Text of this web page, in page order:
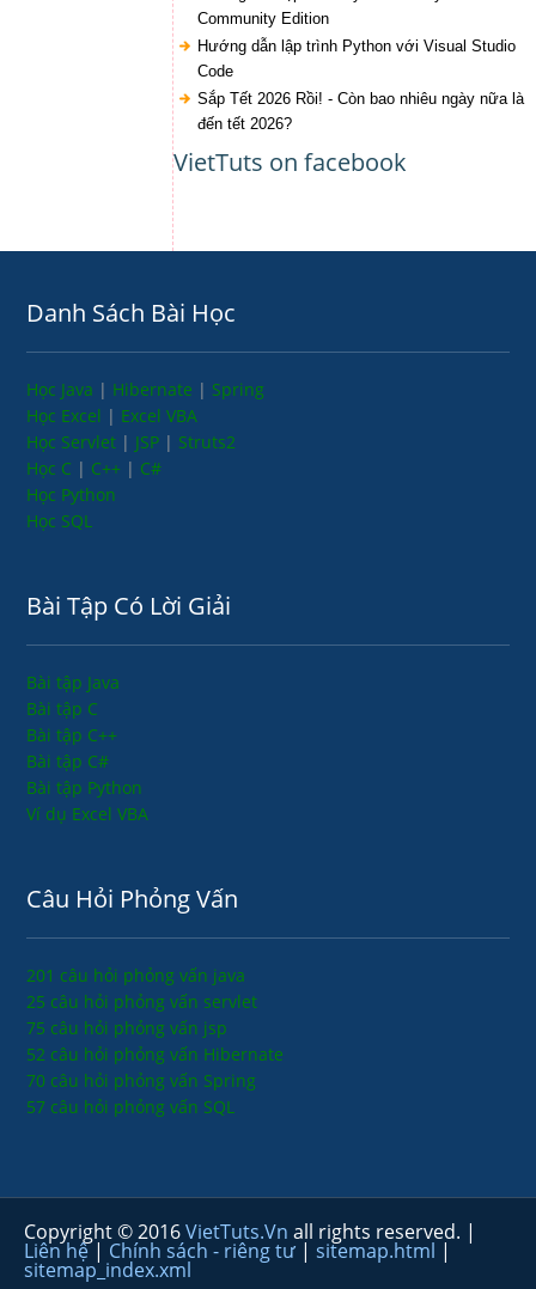
Community Edition
Hướng dẫn lập trình Python với Visual Studio
Code
Sắp Tết 2026 Rồi! - Còn bao nhiêu ngày nữa là
đến tết 2026?
VietTuts on facebook
Danh Sách Bài Học
Học Java | Hibernate | Spring
Học Excel | Excel VBA
Học Servlet | JSP | Struts2
Học C | C++ | C#
Học Python
Học SQL
Bài Tập Có Lời Giải
Bài tập Java
Bài tập C
Bài tập C++
Bài tập C#
Bài tập Python
Ví dụ Excel VBA
Câu Hỏi Phỏng Vấn
201 câu hỏi phỏng vấn java
25 câu hỏi phỏng vấn servlet
75 câu hỏi phỏng vấn jsp
52 câu hỏi phỏng vấn Hibernate
70 câu hỏi phỏng vấn Spring
57 câu hỏi phỏng vấn SQL
Copyright © 2016VietTuts.Vn all rights reserved. |
Liên hệ| Chính sách - riêng tư | sitemap.html |
sitemap_index.xml